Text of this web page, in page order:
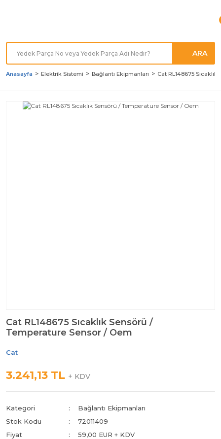
ARA
Anasayfa Elektrik Sistemi Bağlantı Ekipmanları Cat RL148675
Cat RL148675 Sıcaklık Sensörü /
Temperature Sensor / Oem
Cat
3.241,13 TL + KDV
Kategori
Bağlantı Ekipmanları
Stok Kodu
72011409
Fiyat
59,00 EUR + KDV